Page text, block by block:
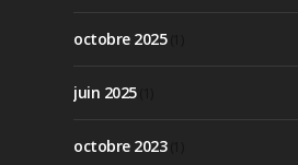
octobre 2025(1)
juin 2025(1)
octobre 2023(1)